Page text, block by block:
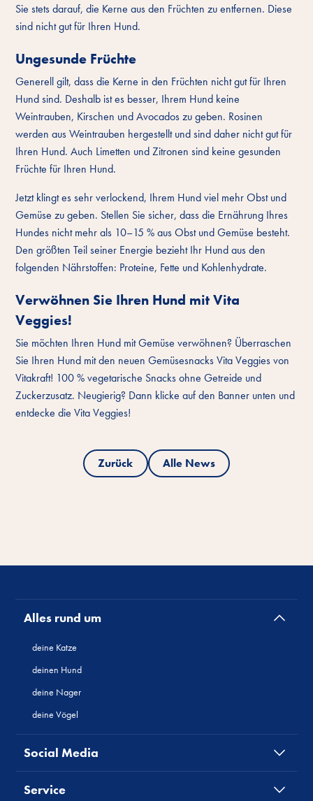
Sie stets darauf, die Kerne aus den Früchten zu entfernen. Diese
sind nicht gut für Ihren Hund.
Ungesunde Früchte
Generell gilt, dass die Kerne in den Früchten nicht gut für Ihren
Hund sind. Deshalb ist es besser, Ihrem Hund keine
Weintrauben, Kirschen und Avocados zu geben. Rosinen
werden aus Weintrauben hergestellt und sind daher nicht gut für
Ihren Hund. Auch Limetten und Zitronen sind keine gesunden
Früchte für Ihren Hund.
Jetzt klingt es sehr verlockend, Ihrem Hund viel mehr Obst und
Gemüse zu geben. Stellen Sie sicher, dass die Ernährung Ihres
Hundes nicht mehr als 10–15 % aus Obst und Gemüse besteht.
Den größten Teil seiner Energie bezieht Ihr Hund aus den
folgenden Nährstoffen: Proteine, Fette und Kohlenhydrate.
Verwöhnen Sie Ihren Hund mit Vita
Veggies!
Sie möchten Ihren Hund mit Gemüse verwöhnen? Überraschen
Sie Ihren Hund mit den neuen Gemüsesnacks Vita Veggies von
Vitakraft! 100 % vegetarische Snacks ohne Getreide und
Zuckerzusatz. Neugierig? Dann klicke auf den Banner unten und
entdecke die Vita Veggies!
Zurück Alle News
Alles rund um
deine Katze
deinen Hund
deine Nager
deine Vögel
Social Media
Service